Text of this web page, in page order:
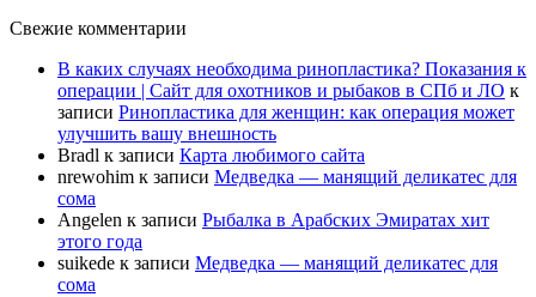
Свежие комментарии
В каких случаях необходима ринопластика? Показания к
операции | Сайт для охотников и рыбаков в СПб и ЛО к
записи Ринопластика для женщин: как операция может
улучшить вашу внешность
Bradl к записи Карта любимого сайта
nrewohim к записи Медведка — манящий деликатес для
сома
Angelen к записи Рыбалка в Арабских Эмиратах хит
этого года
suikede к записи Медведка — манящий деликатес для
сома